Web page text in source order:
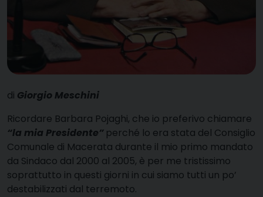
di Giorgio Meschini
Ricordare Barbara Pojaghi, che io preferivo chiamare
“la mia Presidente” perché lo era stata del Consiglio
Comunale di Macerata durante il mio primo mandato
da Sindaco dal 2000 al 2005, è per me tristissimo
soprattutto in questi giorni in cui siamo tutti un po’
destabilizzati dal terremoto.